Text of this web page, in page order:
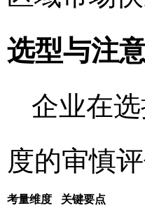
选型与注
企业在
度的审慎
考量维度
关键要点